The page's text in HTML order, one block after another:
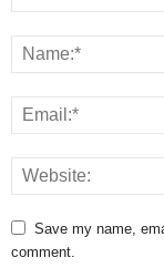
Save my name,
comment.